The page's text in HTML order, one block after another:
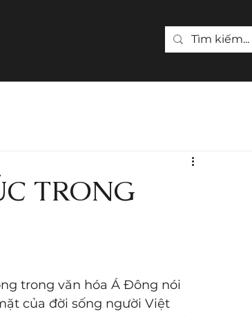
TRONG
trong văn hóa Á Đông nói
của đời sống người Việt